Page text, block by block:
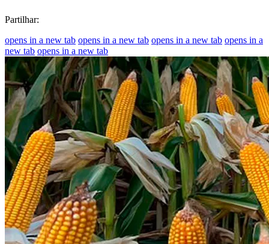
Partilhar:
opens in a new tab opens in a new tab opens in a new tab opens in a
new tab opens in a new tab